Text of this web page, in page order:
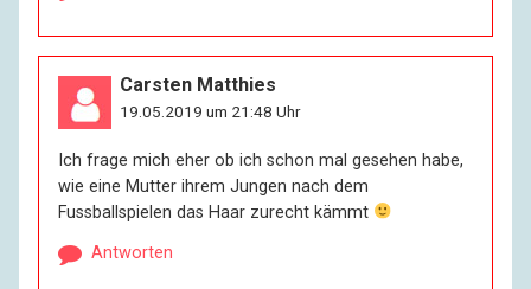
Carsten Matthies
19.05.2019 um 21:48 Uhr
Ich frage mich eher ob ich schon mal gesehen habe,
wie eine Mutter ihrem Jungen nach dem
Fussballspielen das Haar zurecht kämmt
Antworten